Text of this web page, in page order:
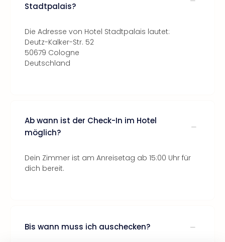
Stadtpalais?
Die Adresse von Hotel Stadtpalais lautet:
Deutz-Kalker-Str. 52
50679 Cologne
Deutschland
Ab wann ist der Check-In im Hotel
möglich?
Dein Zimmer ist am Anreisetag ab 15:00 Uhr für
dich bereit.
Bis wann muss ich auschecken?